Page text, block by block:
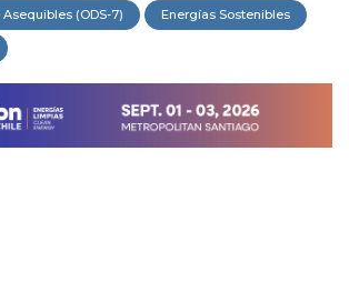
(ODS-7) Energías Sostenibles